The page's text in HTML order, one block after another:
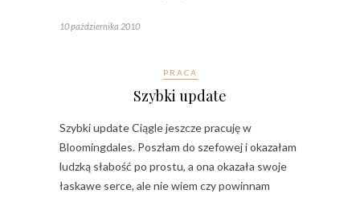
10 października 2010
PRACA
Szybki update
Szybki update Ciągle jeszcze pracuję w
Bloomingdales. Poszłam do szefowej i okazałam
ludzką słabość po prostu, a ona okazała swoje
łaskawe serce, ale nie wiem czy powinnam